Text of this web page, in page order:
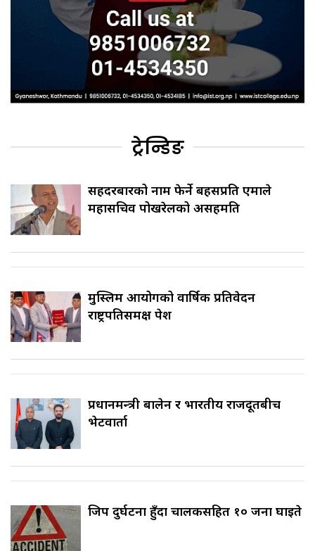
ट्रेन्डिङ
सिंहदरबारको नाम फेर्ने बहसप्रति एमाले
महासचिव पोखरेलको असहमति
मुस्लिम आयोगको वार्षिक प्रतिवेदन
राष्ट्रपतिसमक्ष पेश
प्रधानमन्त्री बालेन र भारतीय राजदूतबीच
भेटवार्ता
जिप दुर्घटना हुँदा चालकसहित १० जना घाइते